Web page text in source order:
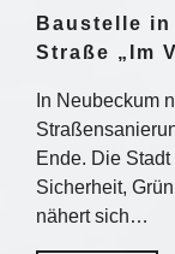
Baustelle
Straße „Im
In Neubeckum
Ende. Die
Sicherheit,
nähert sich…